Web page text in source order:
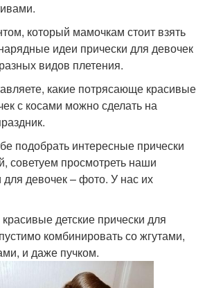
который мамочкам стоит взять
идеи прически для девочек
видов плетения.
какие потрясающе красивые
с косами можно сделать на
подобрать интересные прически
советуем просмотреть наши
девочек – фото. У нас их
детские прически для
комбинировать со жгутами,
и даже пучком.